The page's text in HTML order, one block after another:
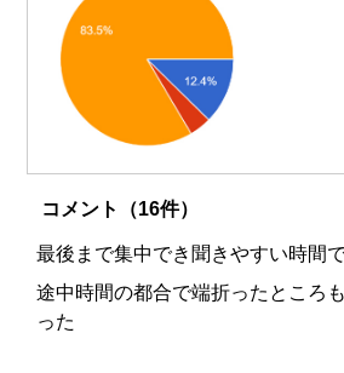
コメント（16件）
最後まで集中でき聞きやすい時間
途中時間の都合で端折ったところ
った